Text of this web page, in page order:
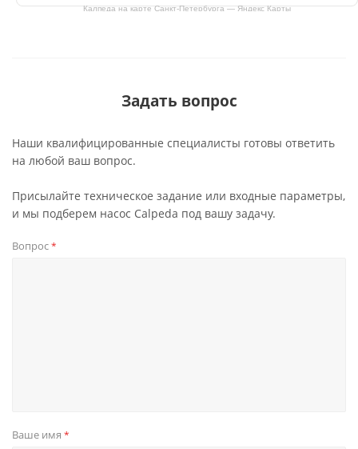
Калпеда на карте Санкт‑Петербурга — Яндекс Карты
Задать вопрос
Наши квалифицированные специалисты готовы ответить
на любой ваш вопрос.
Присылайте техническое задание или входные параметры,
и мы подберем насос Calpeda под вашу задачу.
Вопрос*
Ваше имя *